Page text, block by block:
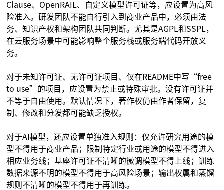
Clause、OpenRAIL、自定义模型许可证等，应设置为高风
险准入。研发团队不能自行引入到商业产品中，必须由法
务、知识产权和架构团队共同判断。尤其是AGPL和SSPL，
在云服务场景中可能影响整个服务栈或服务端代码开放义
务。
对于未知许可证、无许可证项目、仅在README中写“free
to use”的项目，应设置为禁止或特殊审批。没有许可证并
不等于自由使用。默认情况下，著作权仍由作者保留，复
制、修改和分发都可能缺乏授权。
对于AI模型，还应设置单独准入规则：仅允许研究用途的模
型不得用于商业产品；限制特定行业或用途的模型不得进入
相应业务线；基座许可证不清晰的微调模型不得上线；训练
数据来源不明的模型不得用于高风险场景；输出权属和蒸馏
规则不清晰的模型不得用于再训练。